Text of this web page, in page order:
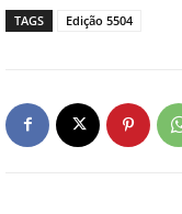
TAGS Edição 5504